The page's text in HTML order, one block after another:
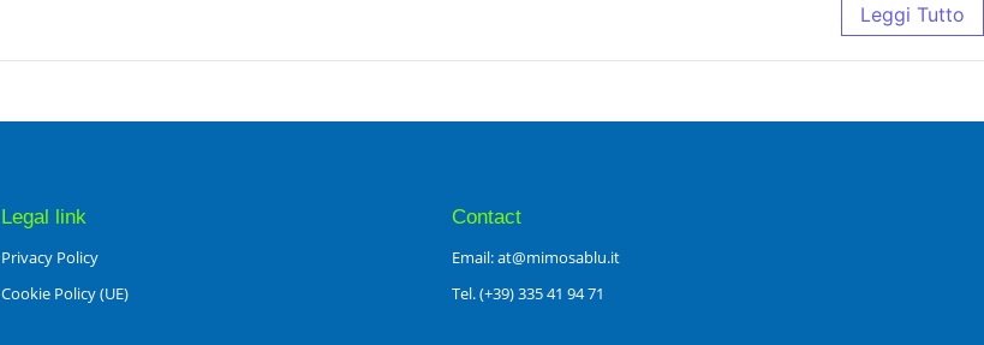
Leggi Tutto
Legal link
Privacy Policy
Cookie Policy (UE)
Contact
Email: at@mimosablu.it
Tel. (+39) 335 41 94 71